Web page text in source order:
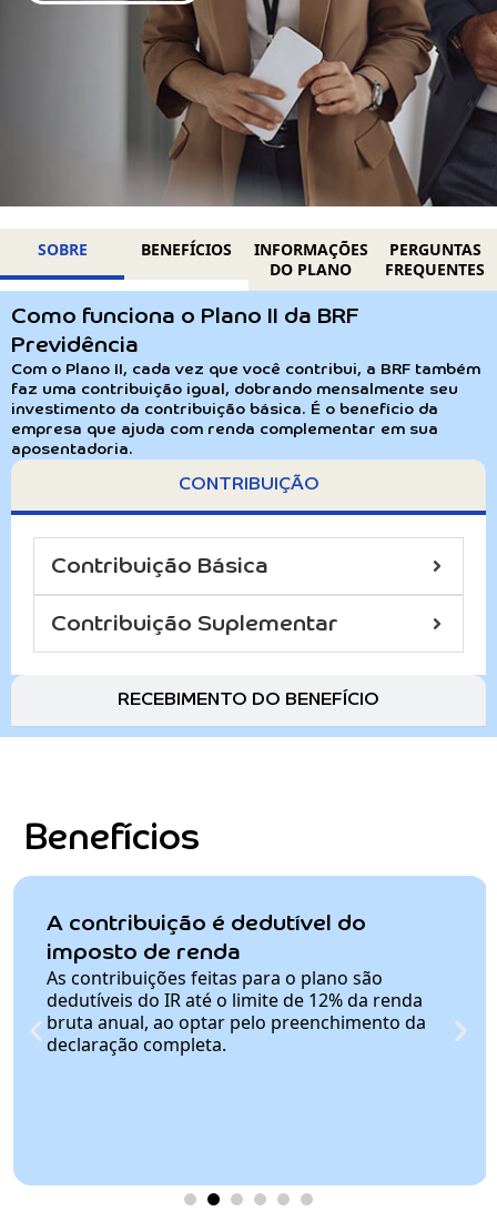
SOBRE BENEFÍCIOS
INFORMAÇÕES
DO PLANO
PERGUNTAS
FREQUENTES
Como funciona o Plano II da BRF
Previdência
Com o Plano II, cada vez que você contribui, a BRF também
faz uma contribuição igual, dobrando mensalmente seu
investimento da contribuição básica. É o benefício da
empresa que ajuda com renda complementar em sua
aposentadoria.
CONTRIBUIÇÃO
RECEBIMENTO DO BENEFÍCIO
Contribuição Básica
Contribuição Suplementar
Benefícios
A contribuição é dedutível do
imposto de renda
As contribuições feitas para o plano são
dedutíveis do IR até o limite de 12% da renda
bruta anual, ao optar pelo preenchimento da
declaração completa.